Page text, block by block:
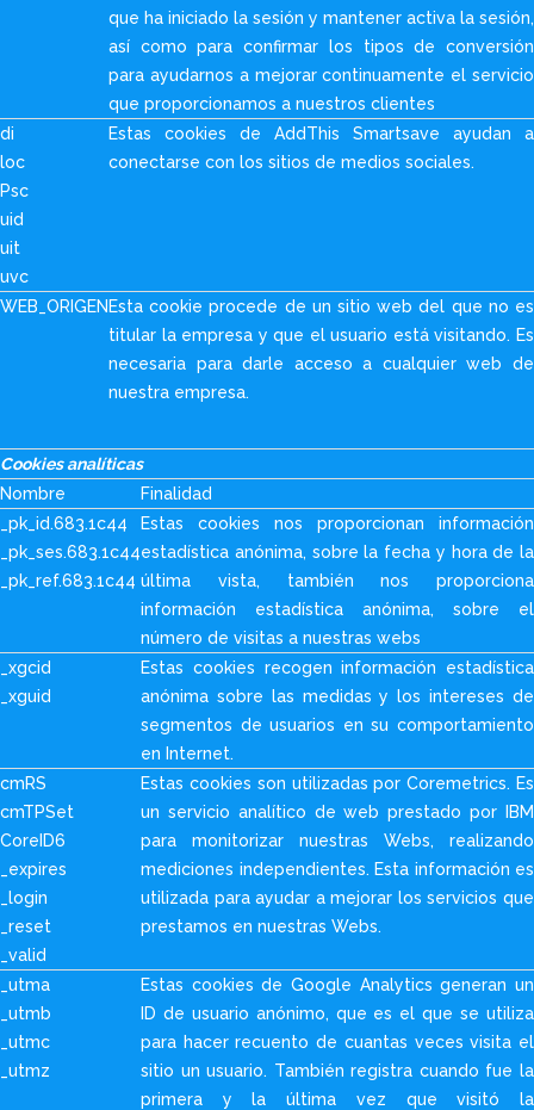
que ha iniciado la sesión y mantener activa la sesión,
así como para confirmar los tipos de conversión
para ayudarnos a mejorar continuamente el servicio
que proporcionamos a nuestros clientes
di
loc
Psc
uid
uit
uvc
Estas cookies de AddThis Smartsave ayudan a
conectarse con los sitios de medios sociales.
WEB_ORIGENEsta cookie procede de un sitio web del que no es
titular la empresa y que el usuario está visitando. Es
necesaria para darle acceso a cualquier web de
nuestra empresa.
Cookies analíticas
Nombre
Finalidad
_pk_id.683.1c44
_pk_ses.683.1c44
_pk_ref.683.1c44
Estas cookies nos proporcionan información
estadística anónima, sobre la fecha y hora de la
última vista, también nos proporciona
información estadística anónima, sobre el
número de visitas a nuestras webs
_xgcid
_xguid
Estas cookies recogen información estadística
anónima sobre las medidas y los intereses de
segmentos de usuarios en su comportamiento
en Internet.
cmRS
cmTPSet
CoreID6
_expires
_login
_reset
_valid
Estas cookies son utilizadas por Coremetrics. Es
un servicio analítico de web prestado por IBM
para monitorizar nuestras Webs, realizando
mediciones independientes. Esta información es
utilizada para ayudar a mejorar los servicios que
prestamos en nuestras Webs.
_utma
_utmb
_utmc
_utmz
Estas cookies de Google Analytics generan un
ID de usuario anónimo, que es el que se utiliza
para hacer recuento de cuantas veces visita el
sitio un usuario. También registra cuando fue la
primera y la última vez que visitó la